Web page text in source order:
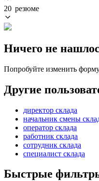
20 резюме
Ничего не
Попробуйте изменить
Другие
директор склада
начальник смены
оператор склада
работник склада
сотрудник склада
специалист склада
Быстрые